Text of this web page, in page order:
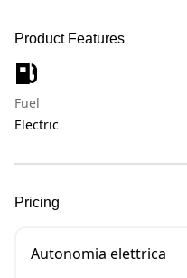
Product Features
Fuel
Electric
Pricing
Autonomia elettrica